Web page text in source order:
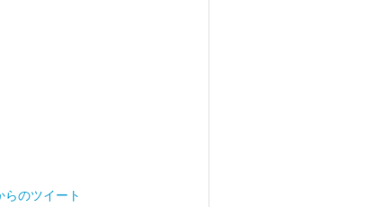
のツイート